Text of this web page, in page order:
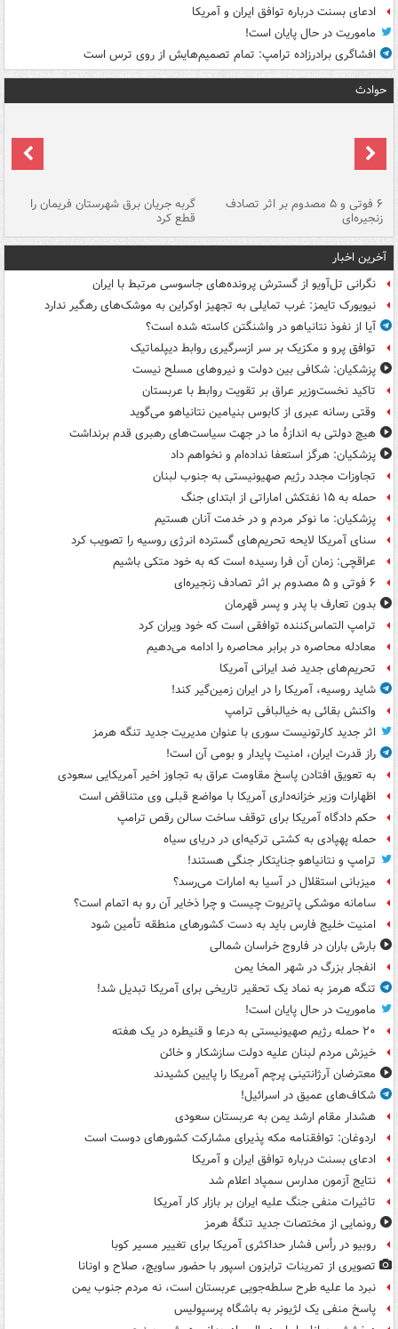
ادعای بسنت درباره توافق ایران و آمریکا
ماموریت در حال پایان است!
افشاگری برادرزاده ترامپ: تمام تصمیم‌هایش از روی ترس است
حوادث
۶ فوتی و ۵ مصدوم بر اثر تصادف
زنجیره‌ای
گربه جریان برق شهرستان فریمان را
قطع کرد
آخرین اخبار
نگرانی تل‌آویو از گسترش پرونده‌های جاسوسی مرتبط با ایران
نیویورک تایمز: غرب تمایلی به تجهیز اوکراین به موشک‌های رهگیر ندارد
آیا از نفوذ نتانیاهو در واشنگتن کاسته شده است؟
توافق پرو و مکزیک بر سر ازسرگیری روابط دیپلماتیک
پزشکیان: شکافی بین دولت و نیروهای مسلح نیست
تاکید نخست‌وزیر عراق بر تقویت روابط با عربستان
وقتی رسانه عبری از کابوس بنیامین نتانیاهو می‌گوید
هیچ دولتی به اندازۀ ما در جهت سیاست‌های رهبری قدم برنداشت
پزشکیان: هرگز استعفا نداده‌ام و نخواهم داد
تجاوزات مجدد رژیم صهیونیستی به جنوب لبنان
حمله به ۱۵ نفتکش‌ اماراتی از ابتدای جنگ
پزشکیان: ما نوکر مردم و در خدمت آنان هستیم
سنای آمریکا لایحه تحریم‌های گسترده انرژی روسیه را تصویب کرد
عراقچی: زمان آن فرا رسیده است که به خود متکی باشیم
۶ فوتی و ۵ مصدوم بر اثر تصادف زنجیره‌ای
بدون تعارف با پدر و پسر قهرمان
ترامپ التماس‌کننده توافقی است که خود ویران کرد
معادله محاصره در برابر محاصره را ادامه می‌دهیم
تحریم‌های جدید ضد ایرانی آمریکا
شاید روسیه، آمریکا را در ایران زمین‌گیر کند!
واکنش بقائی به خیالبافی ترامپ
اثر جدید کارتونیست سوری با عنوان مدیریت جدید تنگه هرمز
راز قدرت ایران، امنیت پایدار و بومی آن است!
به تعویق افتادن پاسخ مقاومت عراق به تجاوز اخیر آمریکایی سعودی
اظهارات وزیر خزانه‌داری آمریکا با مواضع قبلی وی متناقض است
حکم دادگاه آمریکا برای توقف ساخت سالن رقص ترامپ
حمله پهپادی به کشتی ترکیه‌ای در دریای سیاه
ترامپ و نتانیاهو جنایتکار جنگی هستند!
میزبانی استقلال در آسیا به امارات می‌رسد؟
سامانه موشکی پاتریوت چیست و چرا ذخایر آن رو به اتمام است؟
امنیت خلیج فارس باید به دست کشورهای منطقه تأمین شود
بارش باران در فاروج خراسان شمالی
انفجار بزرگ در شهر المخا یمن
تنگه هرمز به نماد یک تحقیر تاریخی برای آمریکا تبدیل شد!
ماموریت در حال پایان است!
۲۰ حمله رژیم صهیونیستی به درعا و قنیطره در یک هفته
خیزش مردم لبنان علیه دولت سازشکار و خائن
معترضان آرژانتینی پرچم آمریکا را پایین کشیدند
شکاف‌های عمیق در اسرائیل!
هشدار مقام ارشد یمن به عربستان سعودی
اردوغان: توافقنامه مکه پذیرای مشارکت کشورهای دوست است
ادعای بسنت درباره توافق ایران و آمریکا
نتایج آزمون مدارس سمپاد اعلام شد
تاثیرات منفی جنگ علیه ایران بر بازار کار آمریکا
رونمایی از مختصات جدید تنگۀ هرمز
روبیو در رأس فشار حداکثری آمریکا برای تغییر مسیر کوبا
تصویری از تمرینات ترابزون اسپور با حضور ساویچ، صلاح و اونانا
نبرد ما علیه طرح سلطه‌جویی عربستان است، نه مردم جنوب یمن
پاسخ منفی یک لژیونر به باشگاه پرسپولیس